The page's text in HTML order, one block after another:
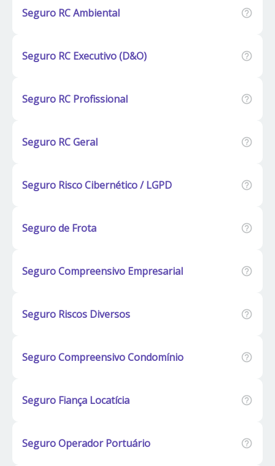
Seguro RC Ambiental
Seguro RC Executivo (D&O)
Seguro RC Profissional
Seguro RC Geral
Seguro Risco Cibernético / LGPD
Seguro de Frota
Seguro Compreensivo Empresarial
Seguro Riscos Diversos
Seguro Compreensivo Condomínio
Seguro Fiança Locatícia
Seguro Operador Portuário